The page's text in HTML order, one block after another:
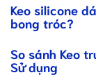
Keo silicone
bong tróc?
So sánh Keo
Sử dụng